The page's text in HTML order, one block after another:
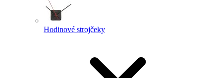
Hodinové strojčeky